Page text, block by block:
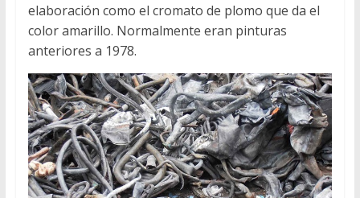
elaboración como el cromato de plomo que da el
color amarillo. Normalmente eran pinturas
anteriores a 1978.